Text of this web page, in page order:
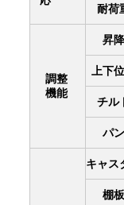
耐荷
調整
機能
昇降
上下
チル
パン
キャス
棚板